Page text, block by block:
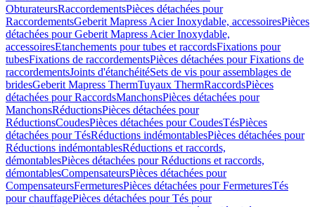
ObturateursRaccordementsPièces détachées pour
RaccordementsGeberit Mapress Acier Inoxydable, accessoiresPièces
détachées pour Geberit Mapress Acier Inoxydable,
accessoiresEtanchements pour tubes et raccordsFixations pour
tubesFixations de raccordementsPièces détachées pour Fixations de
raccordementsJoints d'étanchéitéSets de vis pour assemblages de
bridesGeberit Mapress ThermTuyaux ThermRaccordsPièces
détachées pour RaccordsManchonsPièces détachées pour
ManchonsRéductionsPièces détachées pour
RéductionsCoudesPièces détachées pour CoudesTésPièces
détachées pour TésRéductions indémontablesPièces détachées pour
Réductions indémontablesRéductions et raccords,
démontablesPièces détachées pour Réductions et raccords,
démontablesCompensateursPièces détachées pour
CompensateursFermeturesPièces détachées pour FermeturesTés
pour chauffagePièces détachées pour Tés pour